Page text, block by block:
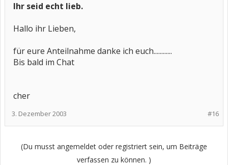
Ihr seid echt lieb.
Hallo ihr Lieben,
für eure Anteilnahme danke ich euch............
Bis bald im Chat
cher
#16
3. Dezember 2003
(Du musst angemeldet oder registriert sein, um Beiträge
verfassen zu können. )